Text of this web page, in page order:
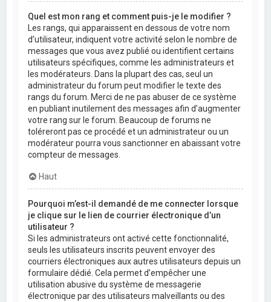
Quel est mon rang et comment puis-je le modifier ?
Les rangs, qui apparaissent en dessous de votre nom
d’utilisateur, indiquent votre activité selon le nombre de
messages que vous avez publié ou identifient certains
utilisateurs spécifiques, comme les administrateurs et
les modérateurs. Dans la plupart des cas, seul un
administrateur du forum peut modifier le texte des
rangs du forum. Merci de ne pas abuser de ce système
en publiant inutilement des messages afin d’augmenter
votre rang sur le forum. Beaucoup de forums ne
toléreront pas ce procédé et un administrateur ou un
modérateur pourra vous sanctionner en abaissant votre
compteur de messages.
Haut
Pourquoi m’est-il demandé de me connecter lorsque
je clique sur le lien de courrier électronique d’un
utilisateur ?
Si les administrateurs ont activé cette fonctionnalité,
seuls les utilisateurs inscrits peuvent envoyer des
courriers électroniques aux autres utilisateurs depuis un
formulaire dédié. Cela permet d’empêcher une
utilisation abusive du système de messagerie
électronique par des utilisateurs malveillants ou des